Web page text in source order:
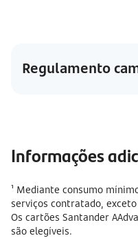
Regulamento
Informações
¹ Mediante consumo
serviços contratado,
Os cartões Santander
são elegíveis.